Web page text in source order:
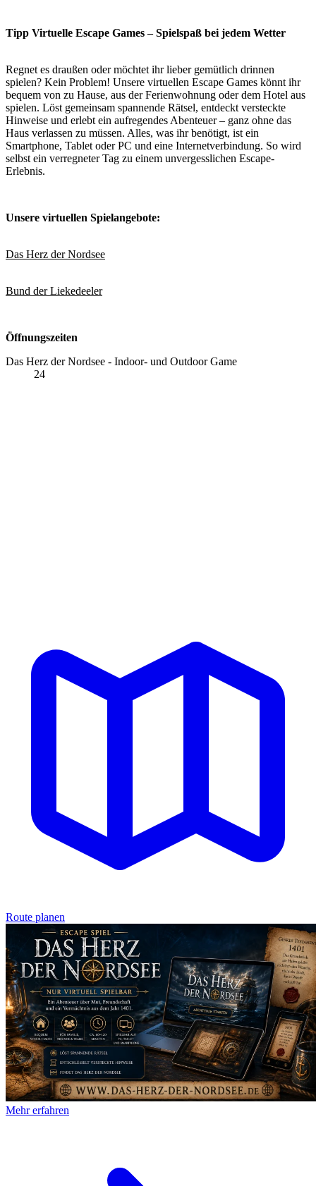
Tipp Virtuelle Escape Games – Spielspaß bei jedem Wetter
Regnet es draußen oder möchtet ihr lieber gemütlich drinnen
spielen? Kein Problem! Unsere virtuellen Escape Games könnt ihr
bequem von zu Hause, aus der Ferienwohnung oder dem Hotel aus
spielen. Löst gemeinsam spannende Rätsel, entdeckt versteckte
Hinweise und erlebt ein aufregendes Abenteuer – ganz ohne das
Haus verlassen zu müssen. Alles, was ihr benötigt, ist ein
Smartphone, Tablet oder PC und eine Internetverbindung. So wird
selbst ein verregneter Tag zu einem unvergesslichen Escape-
Erlebnis.
Unsere virtuellen Spielangebote:
Das Herz der Nordsee
Bund der Liekedeeler
Öffnungszeiten
Das Herz der Nordsee - Indoor- und Outdoor Game
24
Route planen
Mehr erfahren